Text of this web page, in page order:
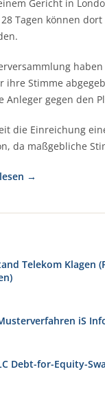
Gericht in
Tagen können
ihre Stimme
Anleger gegen den
die Einreichung
da maßgebliche
Telekom Klagen
iS
Debt-for-Equity-